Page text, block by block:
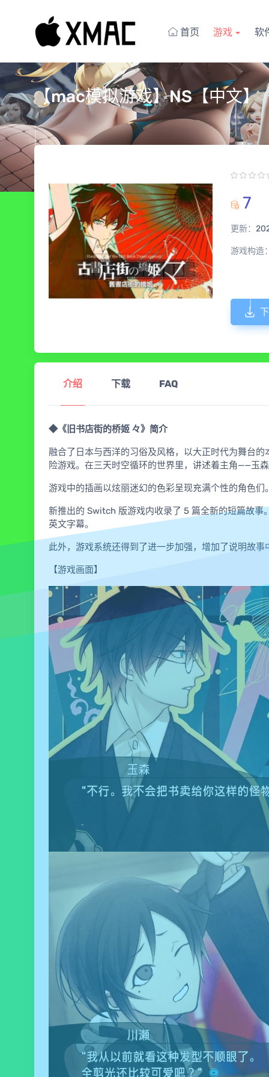
首页 游戏 软
【mac模拟游戏】NS【中文】
7
更新：
游戏构造
介绍 下载 FAQ
◆《旧书店街的桥姬 々》简介
融合了日本与西洋的习俗及风格，以大正时代为舞台
险游戏。在三天时空循环的世界里，讲述着主角——玉
游戏中的插画以炫丽迷幻的色彩呈现充满个性的角色们
新推出的 Switch 版游戏内收录了 5 篇全新的短篇故
英文字幕。
此外，游戏系统还得到了进一步加强，增加了说明故事
【游戏画面】